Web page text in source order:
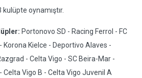
kulüpte oynamıştır.
Portonovo SD - Racing Ferrol - FC
Korona Kielce - Deportivo Alaves -
- Celta Vigo - SC Beira-Mar -
Vigo B - Celta Vigo Juvenil A